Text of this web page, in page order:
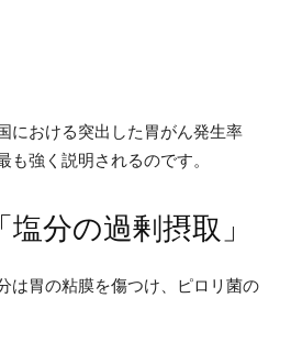
における突出した胃がん発生率
強く説明されるのです。
分の過剰摂取」
は胃の粘膜を傷つけ、ピロリ菌の